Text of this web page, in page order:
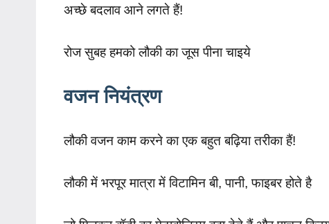
अच्छे बदलाव आने लगते हैं!
रोज सुबह हमको लौकी का जूस पीना चाइये
वजन नियंत्रण
लौकी वजन काम करने का एक बहुत बढ़िया तरीका हैं!
लौकी में भरपूर मात्रा में विटामिन बी, पानी, फाइबर होते है